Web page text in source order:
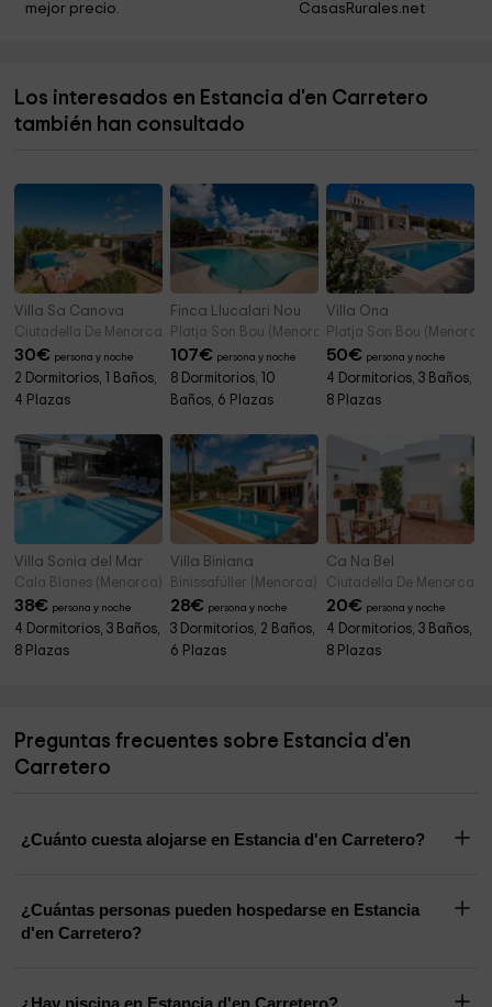
Iglesia Santa Margherita 2,8 km
Ayuntamiento de Maó 3,2 km
mejor precio.
CasasRurales.net
Los interesados en Estancia d'en Carretero
también han consultado
Villa Sa Canova
Ciutadella De Menorca (Menorca)
30€ persona y noche
2 Dormitorios, 1 Baños,
4 Plazas
Finca Llucalari Nou
Platja Son Bou (Menorca)
107€ persona y noche
8 Dormitorios, 10
Baños, 6 Plazas
Villa Ona
Platja Son Bou (Menorca)
50€ persona y noche
4 Dormitorios, 3 Baños,
8 Plazas
Villa Sonia del Mar
Cala Blanes (Menorca)
38€ persona y noche
4 Dormitorios, 3 Baños,
8 Plazas
Villa Biniana
Binissafúller (Menorca)
28€ persona y noche
3 Dormitorios, 2 Baños,
6 Plazas
Ca Na Bel
Ciutadella De Menorca
20€ persona y noche
4 Dormitorios, 3 Baños,
8 Plazas
Preguntas frecuentes sobre Estancia d'en
Carretero
¿Cuánto cuesta alojarse en Estancia d'en Carretero?
¿Cuántas personas pueden hospedarse en Estancia
d'en Carretero?
¿Hay piscina en Estancia d'en Carretero?